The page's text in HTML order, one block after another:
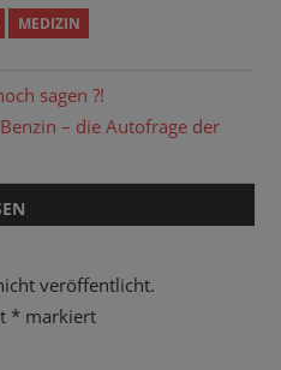
MEDIZIN
sagen ?!
– die Autofrage der
veröffentlicht.
*markiert